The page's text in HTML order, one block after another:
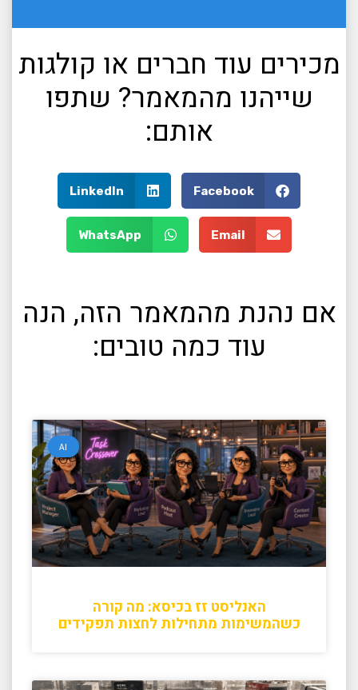
מכירים עוד חברים או קולגות
שייהנו מהמאמר? שתפו
אותם:
Facebook
LinkedIn
Email
WhatsApp
אם נהנת מהמאמר הזה, הנה
עוד כמה טובים:
AI
האנליסט זז בכיסא: מה קורה
כשהמשימות מתחילות לחצות תפקידים